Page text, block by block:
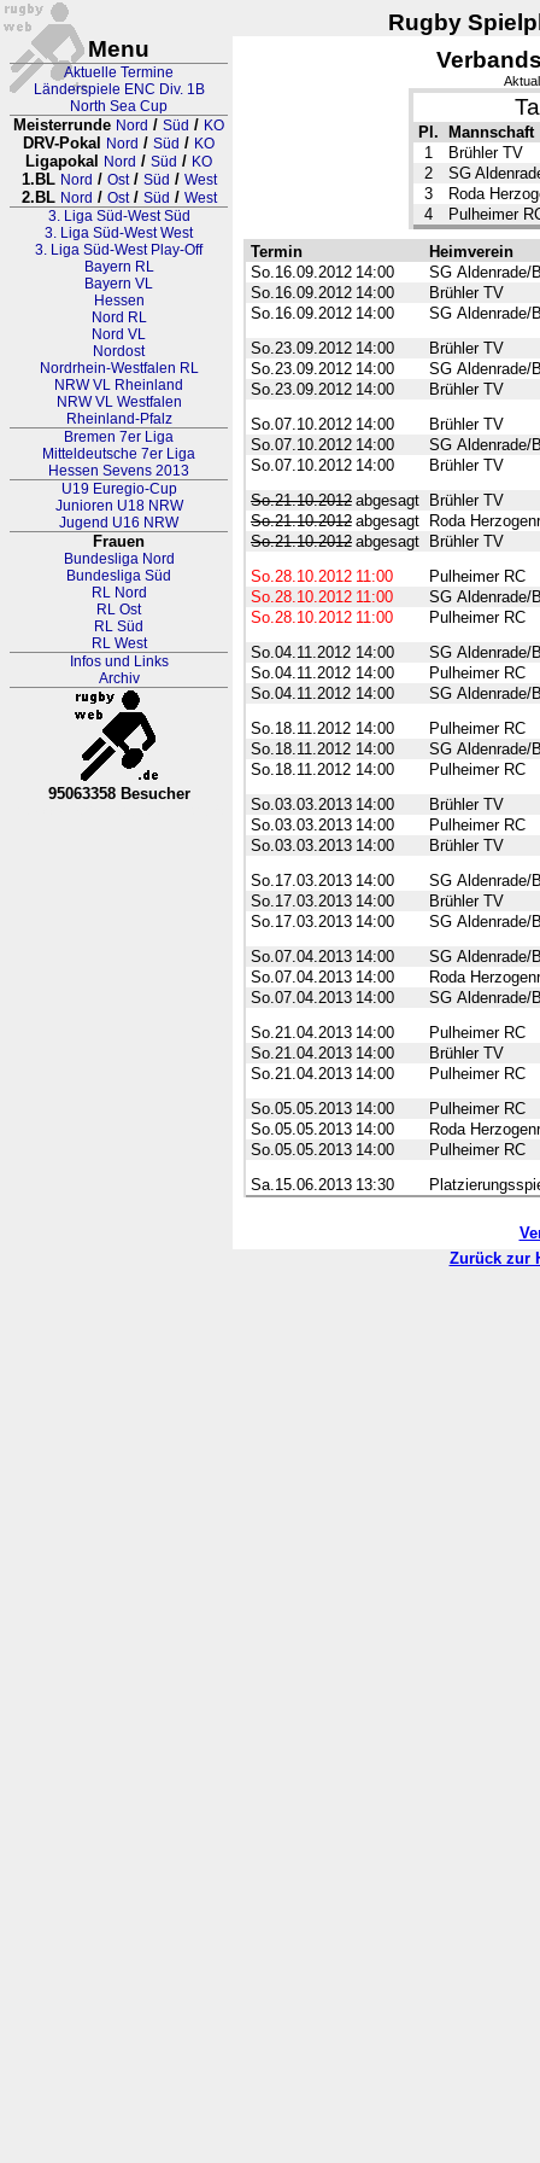
Rugby
Menu
Aktuelle Termine
Länderspiele ENC Div. 1B
North Sea Cup
Meisterrunde Nord / Süd / KO
DRV-Pokal Nord / Süd / KO
Ligapokal Nord / Süd / KO
1.BL Nord / Ost/ Süd / West
2.BL Nord / Ost/ Süd / West
3. Liga Süd-West Süd
3. Liga Süd-West West
3. Liga Süd-West Play-Off
Bayern RL
Bayern VL
Hessen
Nord RL
Nord VL
Nordost
Nordrhein-Westfalen RL
NRW VL Rheinland
NRW VL Westfalen
Rheinland-Pfalz
Bremen 7er Liga
Mitteldeutsche 7er Liga
Hessen Sevens 2013
U19 Euregio-Cup
Junioren U18 NRW
Jugend U16 NRW
Frauen
Bundesliga Nord
Bundesliga Süd
RL Nord
RL Ost
RL Süd
RL West
Infos und Links
Archiv
95063358 Besucher
Pl.
Mannschaft
1
Brühler TV
2
SG
3
Roda
4
Pulheimer
Termin
Heimverein
So.16.09.2012 14:00
SG Aldenrade/
So.16.09.2012 14:00
Brühler TV
So.16.09.2012 14:00
SG Aldenrade/
So.23.09.2012 14:00
Brühler TV
So.23.09.2012 14:00
SG Aldenrade/
So.23.09.2012 14:00
Brühler TV
So.07.10.2012 14:00
Brühler TV
So.07.10.2012 14:00
SG Aldenrade/
So.07.10.2012 14:00
Brühler TV
So.21.10.2012 abgesagt
Brühler TV
So.21.10.2012 abgesagt
Roda
So.21.10.2012 abgesagt
Brühler TV
So.28.10.2012 11:00
Pulheimer RC
So.28.10.2012 11:00
SG Aldenrade/
So.28.10.2012 11:00
Pulheimer RC
So.04.11.2012 14:00
SG Aldenrade/
So.04.11.2012 14:00
Pulheimer RC
So.04.11.2012 14:00
SG Aldenrade/
So.18.11.2012 14:00
Pulheimer RC
So.18.11.2012 14:00
SG Aldenrade/
So.18.11.2012 14:00
Pulheimer RC
So.03.03.2013 14:00
Brühler TV
So.03.03.2013 14:00
Pulheimer RC
So.03.03.2013 14:00
Brühler TV
So.17.03.2013 14:00
SG Aldenrade/
So.17.03.2013 14:00
Brühler TV
So.17.03.2013 14:00
SG Aldenrade/
So.07.04.2013 14:00
SG Aldenrade/
So.07.04.2013 14:00
Roda
So.07.04.2013 14:00
SG Aldenrade/
So.21.04.2013 14:00
Pulheimer RC
So.21.04.2013 14:00
Brühler TV
So.21.04.2013 14:00
Pulheimer RC
So.05.05.2013 14:00
Pulheimer RC
So.05.05.2013 14:00
Roda
So.05.05.2013 14:00
Pulheimer RC
Sa.15.06.2013 13:30
Zurück zur